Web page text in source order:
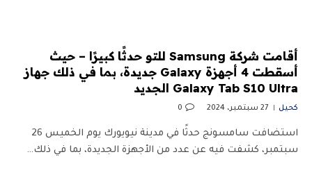
أقامت شركة Samsung للتو حدثًا كبيرًا – حيث
أسقطت 4 أجهزة Galaxy جديدة، بما في ذلك جهاز
Galaxy Tab S10 Ultra الجديد
كحيل 27 سبتمبر، 2024 0
استضافت سامسونج حدثًا في مدينة نيويورك يوم الخميس 26
سبتمبر، كشفت فيه عن عدد من الأجهزة الجديدة، بما في ذلك…